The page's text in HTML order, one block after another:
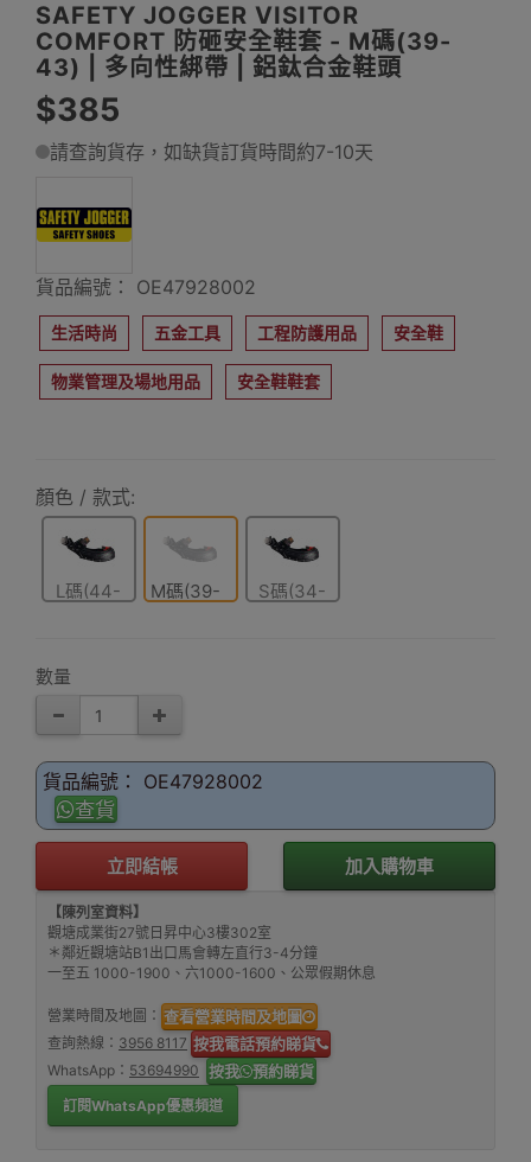
SAFETY JOGGER VISITOR
COMFORT 防砸安全鞋套 - M碼(39-
43) | 多向性綁帶 | 鋁鈦合金鞋頭
$385
請查詢貨存，如缺貨訂貨時間約7-10天
貨品編號： OE47928002
生活時尚 五金工具 工程防護用品 安全鞋
物業管理及場地用品 安全鞋鞋套
顏色 / 款式:
L碼(44-
M碼(39-
S碼(34-
數量
貨品編號： OE47928002
查貨
立即結帳 加入購物車
【陳列室資料】
觀塘成業街27號日昇中心3樓302室
＊鄰近觀塘站B1出口馬會轉左直行3-4分鐘
一至五 1000-1900、六1000-1600、公眾假期休息
營業時間及地圖： 查看營業時間及地圖
查詢熱線： 3956 8117 按我電話預約睇貨
WhatsApp： 53694990 按我 預約睇貨
訂閱WhatsApp優惠頻道